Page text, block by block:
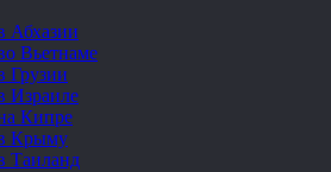
Абхазии
Вьетнаме
Грузии
Израиле
Кипре
Крыму
Таиланд